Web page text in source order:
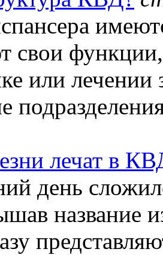
свои
или
лечат в
день
название